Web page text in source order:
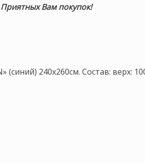
Приятных Вам покупок!
240х260см. Состав: верх: